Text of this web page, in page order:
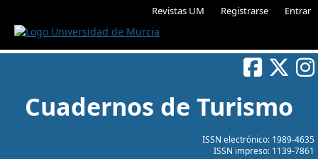
Revistas UM Registrarse Entrar
ISSN electrónico: 1989-4635
ISSN impreso: 1139-7861
Cuadernos de Turismo